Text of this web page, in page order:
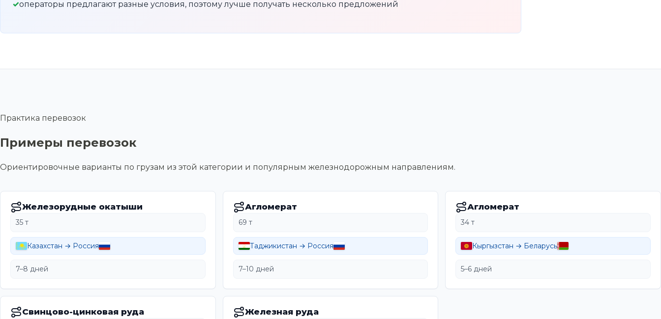
операторы предлагают разные условия, поэтому лучше получать несколько предложений
Практика перевозок
Примеры перевозок
Ориентировочные варианты по грузам из этой категории и популярным железнодорожным направлениям.
Железорудные окатыши
35 т
Казахстан → Россия
7–8 дней
Агломерат
69 т
Таджикистан → Россия
7–10 дней
Агломерат
34 т
Кыргызстан → Беларусь
5–6 дней
Свинцово-цинковая руда Железная руда